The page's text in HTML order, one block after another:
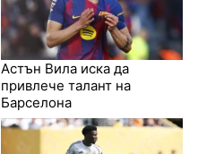
Астън Вила иска да
привлече талант на
Барселона